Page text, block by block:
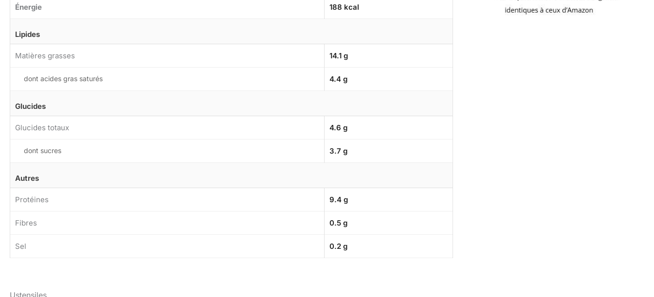
Énergie 188 kcal
Lipides
Matières grasses 14.1 g
dont acides gras saturés 4.4 g
Glucides
Glucides totaux 4.6 g
dont sucres 3.7 g
Autres
Protéines 9.4 g
Fibres 0.5 g
Sel 0.2 g